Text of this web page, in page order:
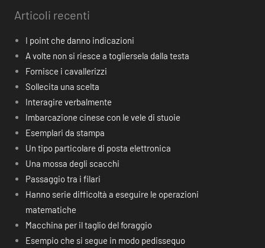
Articoli recenti
I point che danno indicazioni
A volte non si riesce a togliersela dalla testa
Fornisce i cavallerizzi
Sollecita una scelta
Interagire verbalmente
Imbarcazione cinese con le vele di stuoie
Esemplari da stampa
Un tipo particolare di posta elettronica
Una mossa degli scacchi
Passaggio tra i filari
Hanno serie difficoltà a eseguire le operazioni
matematiche
Macchina per il taglio del foraggio
Esempio che si segue in modo pedissequo